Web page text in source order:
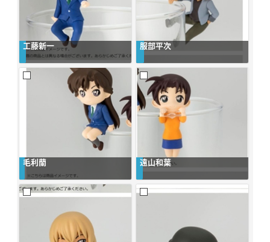
工藤新一 服部平次
毛利蘭 遠山和葉